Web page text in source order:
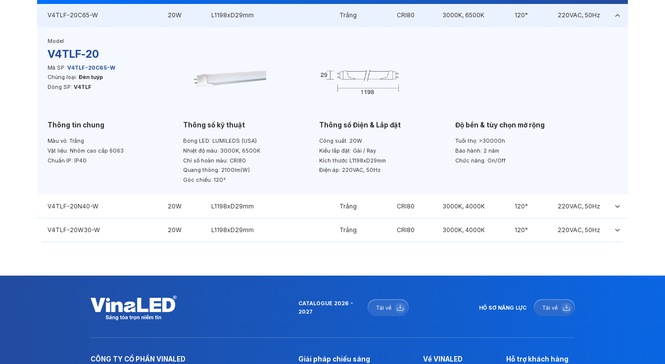
V4TLF-20C65-W 20W L1198xD29mm Trắng CRI80 3000K, 6500K 120° 220VAC, 50Hz
Model
V4TLF-20
Mã SP: V4TLF-20C65-W
Chủng loại: Đèn tuýp
Dòng SP: V4TLF
Thông tin chung
Màu vỏ: Trắng
Vật liệu: Nhôm cao cấp 6063
Chuẩn IP: IP40
Thông số kỹ thuật
Bóng LED: LUMILEDS (USA)
Nhiệt độ màu: 3000K, 6500K
Chỉ số hoàn màu: CRI80
Quang thông: 2100lm(W)
Góc chiếu: 120°
Thông số Điện & Lắp đặt
Công suất: 20W
Kiểu lắp đặt: Gài / Ray
Kích thước L1198xD29mm
Điện áp: 220VAC, 50Hz
Độ bền & tùy chọn mở rộng
Tuổi thọ: >30000h
Bảo hành: 2 năm
Chức năng: On/Off
V4TLF-20N40-W 20W L1198xD29mm Trắng CRI80 3000K, 4000K 120° 220VAC, 50Hz
V4TLF-20W30-W 20W L1198xD29mm Trắng CRI80 3000K, 4000K 120° 220VAC, 50Hz
CATALOGUE 2026 -
2027
Tải về HỒ SƠ NĂNG LỰC Tải về
CÔNG TY CỔ PHẦN VINALED Giải pháp chiếu sáng Về VINALED Hỗ trợ khách hàng